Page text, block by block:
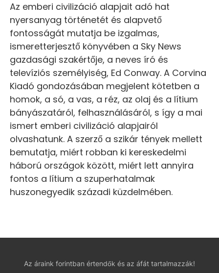
Az emberi civilizáció alapjait adó hat
nyersanyag történetét és alapvető
fontosságát mutatja be izgalmas,
ismeretterjesztő könyvében a Sky News
gazdasági szakértője, a neves író és
televíziós személyiség, Ed Conway. A Corvina
Kiadó gondozásában megjelent kötetben a
homok, a só, a vas, a réz, az olaj és a lítium
bányászatáról, felhasználásáról, s így a mai
ismert emberi civilizáció alapjairól
olvashatunk. A szerző a szikár tények mellett
bemutatja, miért robban ki kereskedelmi
háború országok között, miért lett annyira
fontos a lítium a szuperhatalmak
huszonegyedik századi küzdelmében.
Az áraink forintban értendők és az áfát tartalmazzák!